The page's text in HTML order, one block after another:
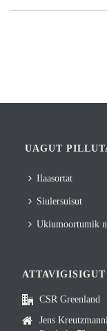
UAGUT
Ilaasortat
Siulersuisut
Ukiumoortumik
ATTAVIGISIGUT
CSR Greenland
Jens